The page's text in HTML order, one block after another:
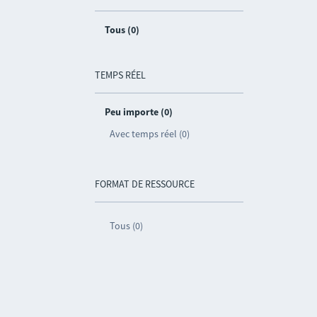
Tous (0)
TEMPS RÉEL
Peu importe (0)
Avec temps réel (0)
FORMAT DE RESSOURCE
Tous (0)